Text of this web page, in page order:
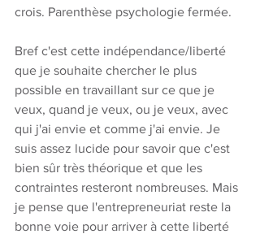
crois. Parenthèse psychologie fermée.
Bref c'est cette indépendance/liberté
que je souhaite chercher le plus
possible en travaillant sur ce que je
veux, quand je veux, ou je veux, avec
qui j'ai envie et comme j'ai envie. Je
suis assez lucide pour savoir que c'est
bien sûr très théorique et que les
contraintes resteront nombreuses. Mais
je pense que l'entrepreneuriat reste la
bonne voie pour arriver à cette liberté